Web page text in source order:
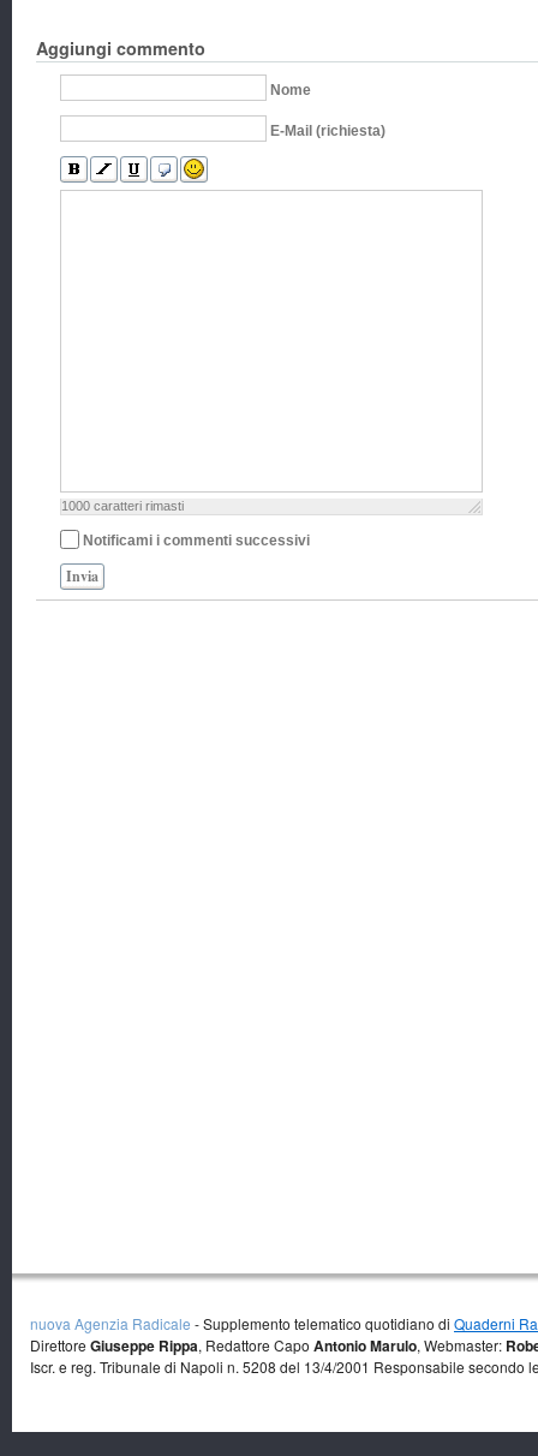
Aggiungi commento
Nome
E-Mail (richiesta)
1000 caratteri rimasti
Notificami i commenti successivi
Invia
nuova Agenzia Radicale - Supplemento telematico quotidiano di Quaderni
Direttore Giuseppe Rippa, Redattore Capo Antonio Marulo, Webmaster:
Iscr. e reg. Tribunale di Napoli n. 5208 del 13/4/2001 Responsabile secondo